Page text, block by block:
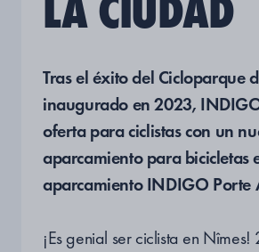
Tras el éxito del Cicloparque
inaugurado en 2023,
oferta para ciclistas con un
aparcamiento para bicicletas
aparcamiento INDIGO Porte
¡Es genial ser ciclista en Nîmes!